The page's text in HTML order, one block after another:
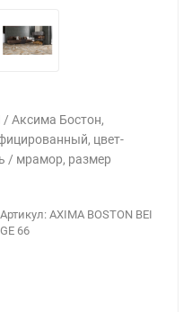
/ Аксима Бостон,
цвет-
/ мрамор, размер
Артикул: AXIMA BOSTON BEI
GE 66